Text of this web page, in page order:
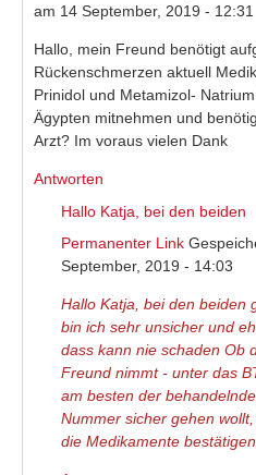
am 14 September, 2019 - 12:31
Hallo, mein Freund benötigt
Rückenschmerzen aktuell
Prinidol und Metamizol-
Ägypten mitnehmen und
Arzt? Im voraus vielen Dank
Antworten
Hallo Katja, bei den beiden
Permanenter Link
September, 2019 - 14:03
Hallo Katja, bei den beiden
bin ich sehr unsicher und
dass kann nie schaden Ob
Freund nimmt - unter das
am besten der
Nummer sicher gehen
die Medikamente